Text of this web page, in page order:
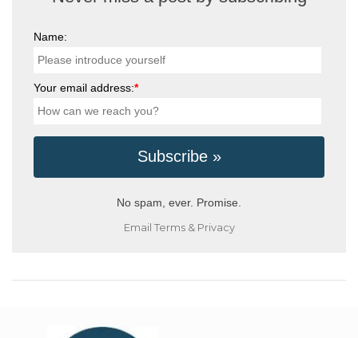
Name:
Your email address:*
No spam, ever. Promise.
Email Terms& Privacy